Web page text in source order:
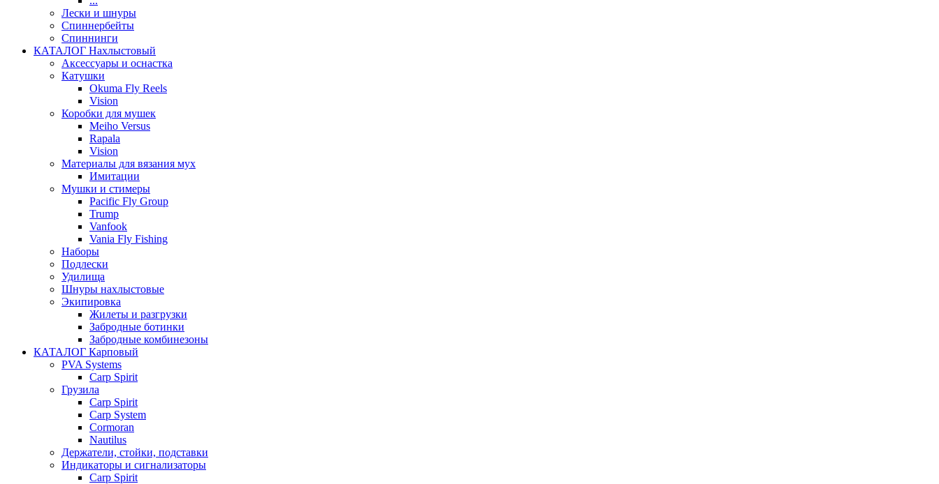
Лески и шнуры
Спиннербейты
Спиннинги
КАТАЛОГ Нахлыстовый
Аксессуары и оснастка
Катушки
Okuma Fly Reels
Vision
Коробки для мушек
Meiho Versus
Rapala
Vision
Материалы для вязания мух
Имитации
Мушки и стимеры
Pacific Fly Group
Trump
Vanfook
Vania Fly Fishing
Наборы
Подлески
Удилища
Шнуры нахлыстовые
Экипировка
Жилеты и разгрузки
Забродные ботинки
Забродные комбинезоны
КАТАЛОГ Карповый
PVA Systems
Carp Spirit
Грузила
Carp Spirit
Carp System
Cormoran
Nautilus
Держатели, стойки, подставки
Индикаторы и сигнализаторы
Carp Spirit